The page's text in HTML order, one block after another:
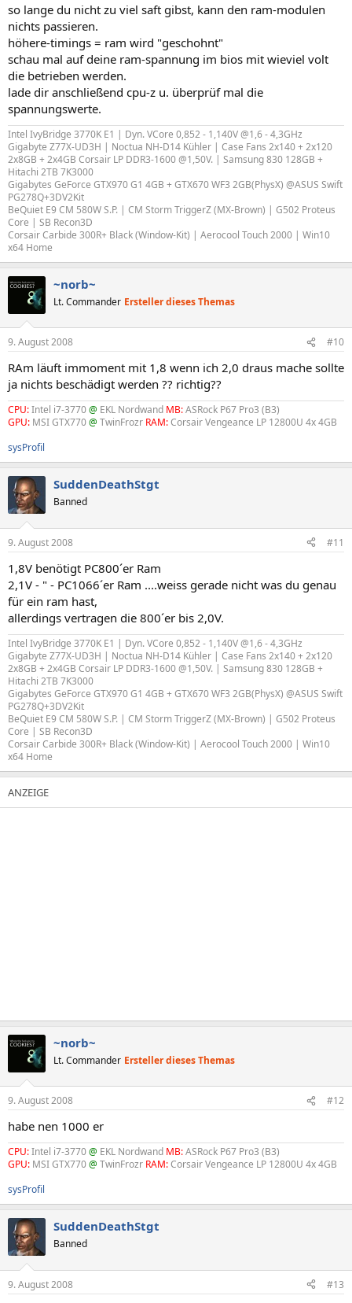
so lange du nicht zu viel saft gibst, kann den ram-modulen
nichts passieren.
höhere-timings = ram wird "geschohnt"
schau mal auf deine ram-spannung im bios mit wieviel volt
die betrieben werden.
lade dir anschließend cpu-z u. überprüf mal die
spannungswerte.
Intel IvyBridge 3770K E1 | Dyn. VCore 0,852 - 1,140V @1,6 - 4,3GHz
Gigabyte Z77X-UD3H | Noctua NH-D14 Kühler | Case Fans 2x140 + 2x120
2x8GB + 2x4GB Corsair LP DDR3-1600 @1,50V. | Samsung 830 128GB +
Hitachi 2TB 7K3000
Gigabytes GeForce GTX970 G1 4GB + GTX670 WF3 2GB(PhysX) @ASUS Swift
PG278Q+3DV2Kit
BeQuiet E9 CM 580W S.P. | CM Storm TriggerZ (MX-Brown) | G502 Proteus
Core | SB Recon3D
Corsair Carbide 300R+ Black (Window-Kit) | Aerocool Touch 2000 | Win10
x64 Home
~norb~
Lt. Commander Ersteller dieses Themas
9. August 2008 #10
RAm läuft immoment mit 1,8 wenn ich 2,0 draus mache sollte
ja nichts beschädigt werden ?? richtig??
CPU:Intel i7-3770@ EKL Nordwand MB:ASRock P67 Pro3 (B3)
GPU: MSI GTX770@ TwinFrozr RAM:Corsair Vengeance LP 12800U 4x 4GB
sysProfil
SuddenDeathStgt
Banned
9. August 2008 #11
1,8V benötigt PC800´er Ram
2,1V - " - PC1066´er Ram ....weiss gerade nicht was du genau
für ein ram hast,
allerdings vertragen die 800´er bis 2,0V.
Intel IvyBridge 3770K E1 | Dyn. VCore 0,852 - 1,140V @1,6 - 4,3GHz
Gigabyte Z77X-UD3H | Noctua NH-D14 Kühler | Case Fans 2x140 + 2x120
2x8GB + 2x4GB Corsair LP DDR3-1600 @1,50V. | Samsung 830 128GB +
Hitachi 2TB 7K3000
Gigabytes GeForce GTX970 G1 4GB + GTX670 WF3 2GB(PhysX) @ASUS Swift
PG278Q+3DV2Kit
BeQuiet E9 CM 580W S.P. | CM Storm TriggerZ (MX-Brown) | G502 Proteus
Core | SB Recon3D
Corsair Carbide 300R+ Black (Window-Kit) | Aerocool Touch 2000 | Win10
x64 Home
~norb~
Lt. Commander Ersteller dieses Themas
9. August 2008 #12
habe nen 1000 er
CPU:Intel i7-3770@ EKL Nordwand MB:ASRock P67 Pro3 (B3)
GPU: MSI GTX770@ TwinFrozr RAM:Corsair Vengeance LP 12800U 4x 4GB
sysProfil
SuddenDeathStgt
Banned
9. August 2008 #13